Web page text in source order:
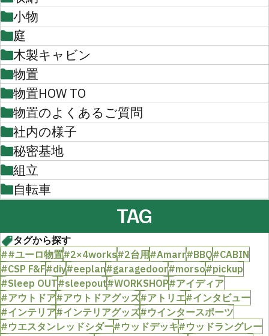
小物
庭
木製キャビン
物置
物置HOW TO
物置のよくあるご質問
社内の様子
秘密基地
組立
自転車
TAG
タグから探す
##ユーロ物置#2×4works#2台用#Amarr#BBQ#CABIN
#CSP F&F#diy#eeplan#garagedoor#morso#pickup
#Sleep OUT#sleepout#WORKSHOP#アイディア
#アウトドア#アウトドアグッズ#アトリエ#インタビュー
#インテリア#インテリアグッズ#ウインタースポーツ
#ウエスタンレッドシダー#ウッドデッキ#ウッドラングレー